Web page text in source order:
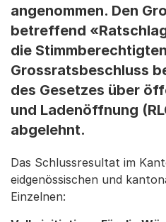
angenommen. Den
betreffend
die
Grossratsbeschluss
des Gesetzes über
und Ladenöffnung
abgelehnt.
Das Schlussresultat im
eidgenössischen und
Einzelnen: